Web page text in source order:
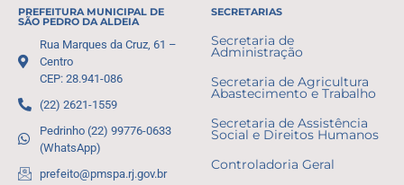
PREFEITURA MUNICIPAL DE
SÃO PEDRO DA ALDEIA
Rua Marques da Cruz, 61 –
Centro
CEP: 28.941-086
(22) 2621-1559
Pedrinho (22) 99776-0633
(WhatsApp)
prefeito@pmspa.rj.gov.br
SECRETARIAS
Secretaria de
Administração
Secretaria de Agricultura
Abastecimento e Trabalho
Secretaria de Assistência
Social e Direitos Humanos
Controladoria Geral